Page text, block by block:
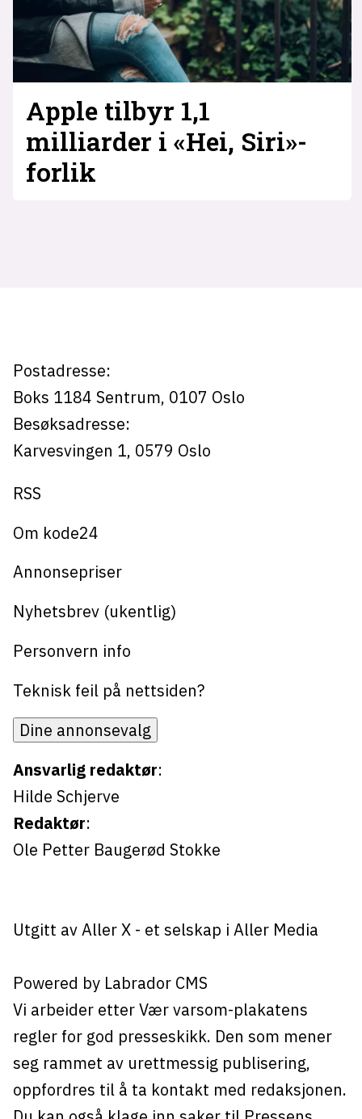
Apple tilbyr 1,1
milliarder i «Hei, Siri»-
forlik
Postadresse:
Boks 1184 Sentrum, 0107 Oslo
Besøksadresse:
Karvesvingen 1, 0579 Oslo
RSS
Om kode24
Annonsepriser
Nyhetsbrev (ukentlig)
Personvern info
Teknisk feil på nettsiden?
Dine annonsevalg
Ansvarlig redaktør:
Hilde Schjerve
Redaktør:
Ole Petter Baugerød Stokke
Utgitt av Aller X- et selskap i Aller Media
Powered by Labrador CMS
Vi arbeider etter Vær varsom-plakatens
regler for god presseskikk. Den som mener
seg rammet av urettmessig publisering,
oppfordres til å ta kontakt med redaksjonen.